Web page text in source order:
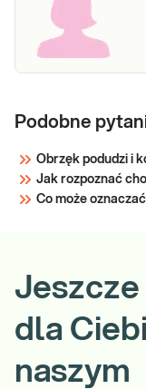
Podobne
Obrzęk podudzi i
Jak rozpoznać
Co może
dla
naszym